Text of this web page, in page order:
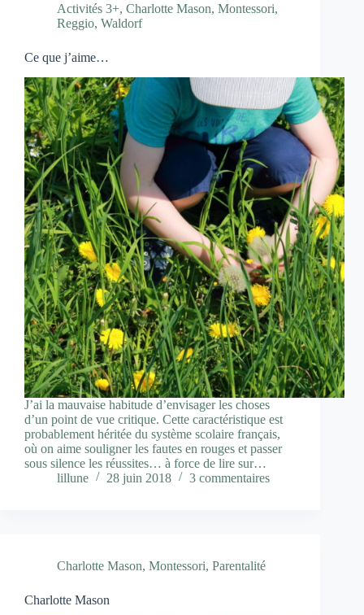
Activités 3+, Charlotte Mason, Montessori,
Reggio, Waldorf
Ce que j’aime…
J’ai la mauvaise habitude d’envisager les choses
d’un point de vue critique. Cette caractéristique est
probablement héritée du système scolaire français,
où on aime souligner les fautes en rouges et passer
sous silence les réussites… à force de lire sur…
lillune
28 juin 2018 3 commentaires
Charlotte Mason, Montessori, Parentalité
Charlotte Mason